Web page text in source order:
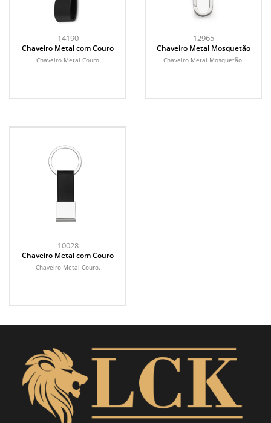
14190
Chaveiro Metal com Couro
Chaveiro Metal Couro
12965
Chaveiro Metal Mosquetão
Chaveiro Metal Mosquetão.
10028
Chaveiro Metal com Couro
Chaveiro Metal Couro.